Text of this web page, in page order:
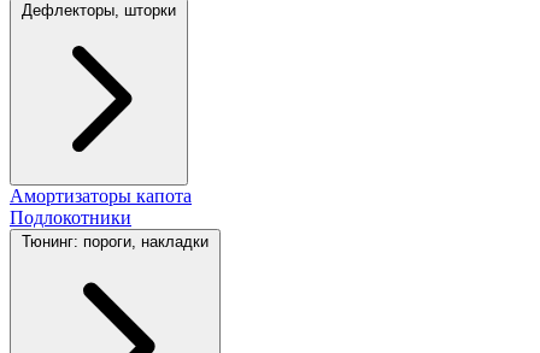
Дефлекторы, шторки
Амортизаторы капота
Подлокотники
Тюнинг: пороги, накладки